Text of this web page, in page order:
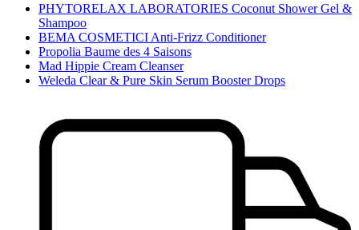
PHYTORELAX LABORATORIES Coconut Shower Gel &
Shampoo
BEMA COSMETICI Anti-Frizz Conditioner
Propolia Baume des 4 Saisons
Mad Hippie Cream Cleanser
Weleda Clear & Pure Skin Serum Booster Drops